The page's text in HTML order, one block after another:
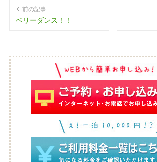
前の記事
ベリーダンス！！